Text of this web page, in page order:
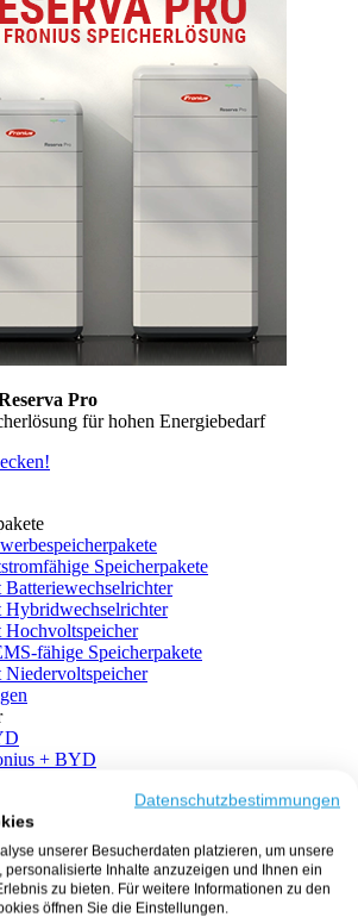
Pro
für hohen Energiebedarf
Speicherpakete
Batteriewechselrichter
Hybridwechselrichter
Hochvoltspeicher
fähige Speicherpakete
Niedervoltspeicher
+ BYD
+ BYD
+ EcoFlow
+ FENECON
Datenschutzbestimmungen
unserer Besucherdaten platzieren, um unsere
personalisierte Inhalte anzuzeigen und Ihnen ein
zu bieten. Für weitere Informationen zu den
öffnen Sie die Einstellungen.